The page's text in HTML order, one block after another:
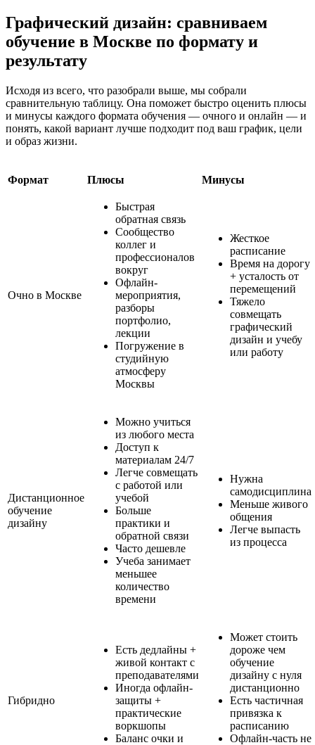
Графический дизайн: сравниваем
обучение в Москве по формату и
результату
Исходя из всего, что разобрали выше, мы собрали
сравнительную таблицу. Она поможет быстро оценить плюсы
и минусы каждого формата обучения — очного и онлайн — и
понять, какой вариант лучше подходит под ваш график, цели
и образ жизни.
Формат Плюсы Минусы
Очно в Москве
Быстрая
обратная связь
Сообщество
коллег и
профессионалов
вокруг
Офлайн-
мероприятия,
разборы
портфолио,
лекции
Погружение в
студийную
атмосферу
Москвы
Жесткое
расписание
Время на дорогу
+ усталость от
перемещений
Тяжело
совмещать
графический
дизайн и учебу
или работу
Дистанционное
обучение
дизайну
Можно учиться
из любого места
Доступ к
материалам 24/7
Легче совмещать
с работой или
учебой
Больше
практики и
обратной связи
Часто дешевле
Учеба занимает
меньшее
количество
времени
Нужна
самодисциплина
Меньше живого
общения
Легче выпасть
из процесса
Гибридно
Есть дедлайны +
живой контакт с
преподавателями
Иногда офлайн-
защиты +
практические
воркшопы
Баланс очки и
Может стоить
дороже чем
обучение
дизайну с нуля
дистанционно
Есть частичная
привязка к
расписанию
Офлайн-часть не